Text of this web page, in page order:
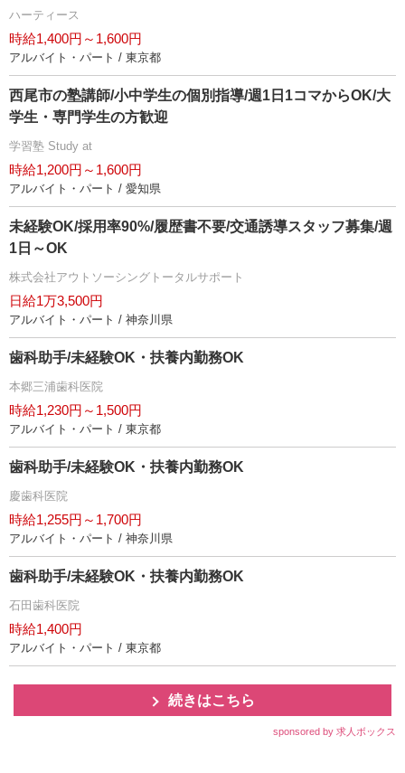
ハーティース
時給1,400円～1,600円
アルバイト・パート / 東京都
西尾市の塾講師/小中学生の個別指導/週1日1コマからOK/大
学生・専門学生の方歓迎
学習塾 Study at
時給1,200円～1,600円
アルバイト・パート / 愛知県
未経験OK/採用率90%/履歴書不要/交通誘導スタッフ募集/週
1日～OK
株式会社アウトソーシングトータルサポート
日給1万3,500円
アルバイト・パート / 神奈川県
歯科助手/未経験OK・扶養内勤務OK
本郷三浦歯科医院
時給1,230円～1,500円
アルバイト・パート / 東京都
歯科助手/未経験OK・扶養内勤務OK
慶歯科医院
時給1,255円～1,700円
アルバイト・パート / 神奈川県
歯科助手/未経験OK・扶養内勤務OK
石田歯科医院
時給1,400円
アルバイト・パート / 東京都
続きはこちら
sponsored by 求人ボックス